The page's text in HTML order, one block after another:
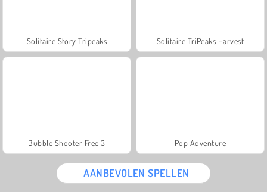
Solitaire Story Tripeaks Solitaire TriPeaks Harvest
Bubble Shooter Free 3 Pop Adventure
AANBEVOLEN SPELLEN